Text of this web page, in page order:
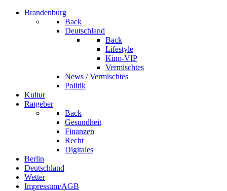
Brandenburg
Back
Deutschland
Back
Lifestyle
Kino-VIP
Vermischtes
News / Vermischtes
Politik
Kultur
Ratgeber
Back
Gesundheit
Finanzen
Recht
Digitales
Berlin
Deutschland
Wetter
Impressum/AGB